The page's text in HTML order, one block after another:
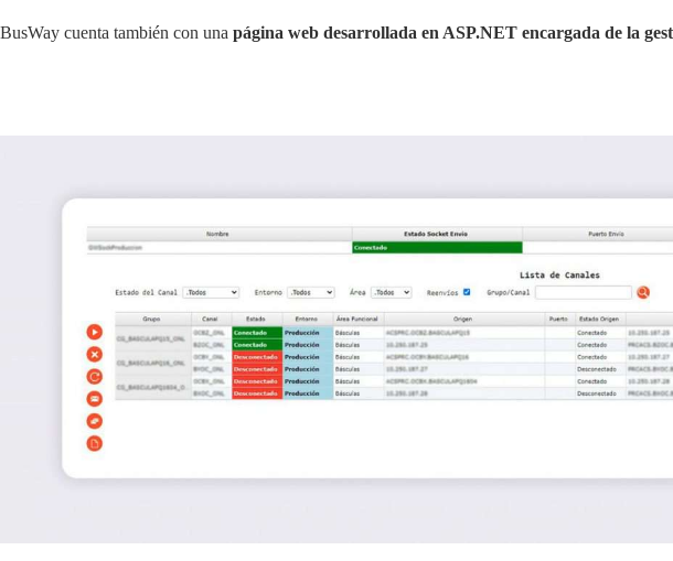
BusWay cuenta también con una página web desarrollada en ASP.NET encargada de la